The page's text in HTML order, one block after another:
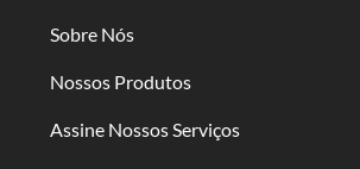
Sobre Nós
Nossos Produtos
Assine Nossos Serviços